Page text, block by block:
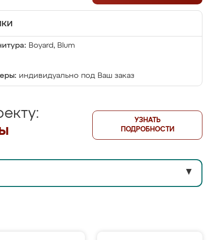
Boyard, Blum
индивидуально под Ваш заказ
УЗНАТЬ
ПОДРОБНОСТИ
▼